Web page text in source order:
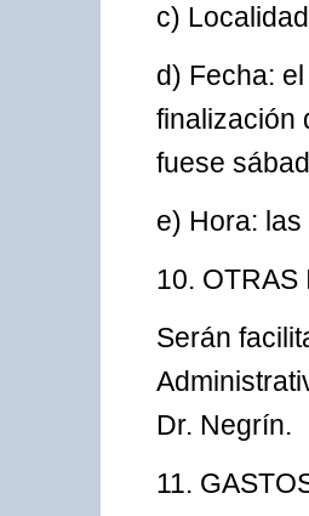
c)
d) Fecha:
finalización
fuese
e) Hora:
10. OTRAS
Serán
Dr. Negrín.
11.